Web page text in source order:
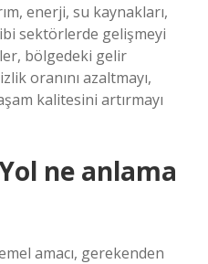
enerji, su kaynakları,
sektörlerde gelişmeyi
bölgedeki gelir
oranını azaltmayı,
kalitesini artırmayı
ne anlama
amacı, gerekenden